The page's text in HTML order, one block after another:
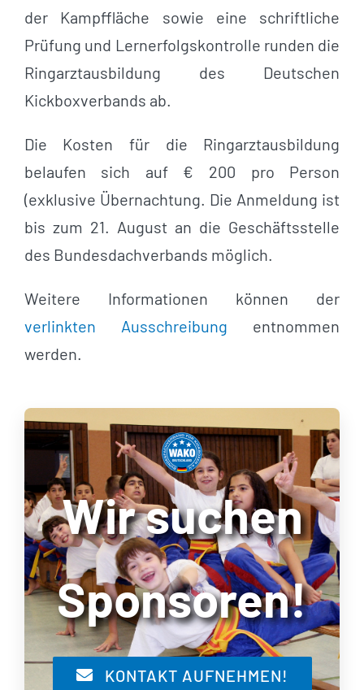
der Kampffläche sowie eine schriftliche
Prüfung und Lernerfolgskontrolle runden die
Ringarztausbildung des Deutschen
Kickboxverbands ab.
Die Kosten für die Ringarztausbildung
belaufen sich auf € 200 pro Person
(exklusive Übernachtung. Die Anmeldung ist
bis zum 21. August an die Geschäftsstelle
des Bundesdachverbands möglich.
Weitere Informationen können der
verlinkten Ausschreibung entnommen
werden.
Wir suchen
Sponsoren!
KONTAKT AUFNEHMEN!